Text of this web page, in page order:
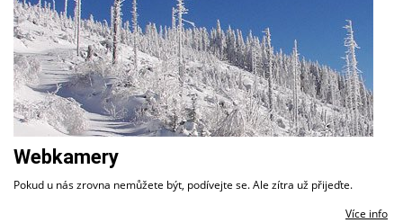
Webkamery
Pokud u nás zrovna nemůžete být, podívejte se. Ale zítra už přijeďte.
Více info